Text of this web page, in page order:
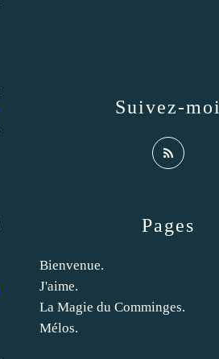
Pages
Bienvenue.
J'aime.
La Magie du Comminges.
Mélos.
Suivez-moi